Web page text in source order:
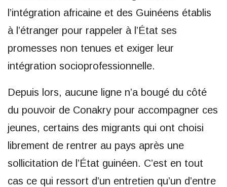
l’intégration africaine et des Guinéens établis
à l’étranger pour rappeler à l’État ses
promesses non tenues et exiger leur
intégration socioprofessionnelle.
Depuis lors, aucune ligne n’a bougé du côté
du pouvoir de Conakry pour accompagner ces
jeunes, certains des migrants qui ont choisi
librement de rentrer au pays après une
sollicitation de l’État guinéen. C’est en tout
cas ce qui ressort d’un entretien qu’un d’entre